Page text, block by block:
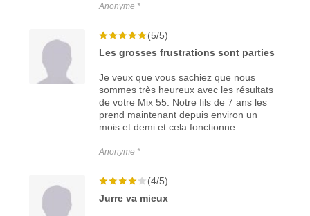
Anonyme *
(5/5)
Les grosses frustrations sont parties
Je veux que vous sachiez que nous
sommes très heureux avec les résultats
de votre Mix 55. Notre fils de 7 ans les
prend maintenant depuis environ un
mois et demi et cela fonctionne
Anonyme *
(4/5)
Jurre va mieux